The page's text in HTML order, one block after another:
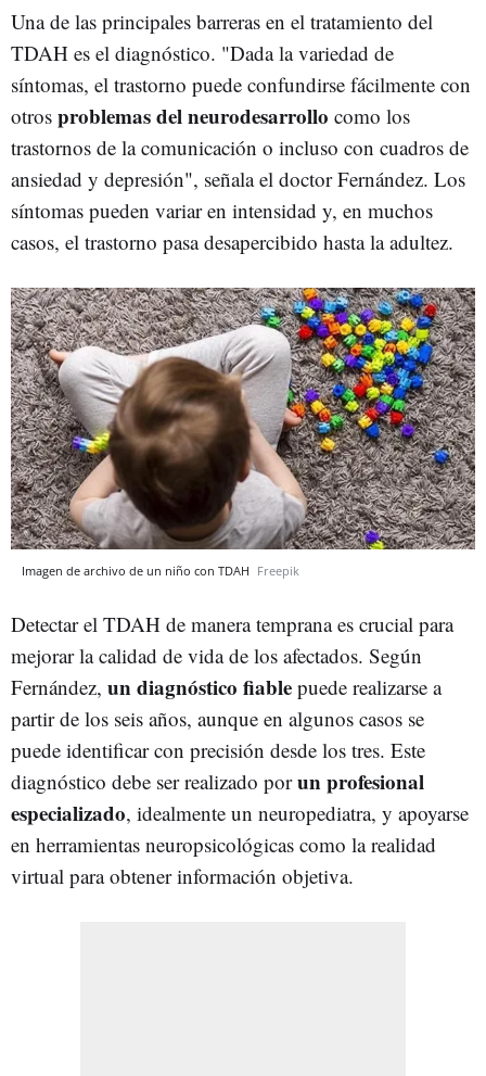
Una de las principales barreras en el tratamiento del
TDAH es el diagnóstico. "Dada la variedad de
síntomas, el trastorno puede confundirse fácilmente con
otros problemas del neurodesarrollo como los
trastornos de la comunicación o incluso con cuadros de
ansiedad y depresión", señala el doctor Fernández. Los
síntomas pueden variar en intensidad y, en muchos
casos, el trastorno pasa desapercibido hasta la adultez.
Imagen de archivo de un niño con TDAH Freepik
Detectar el TDAH de manera temprana es crucial para
mejorar la calidad de vida de los afectados. Según
Fernández, un diagnóstico fiable puede realizarse a
partir de los seis años, aunque en algunos casos se
puede identificar con precisión desde los tres. Este
diagnóstico debe ser realizado porun profesional
especializado, idealmente un neuropediatra, y apoyarse
en herramientas neuropsicológicas como la realidad
virtual para obtener información objetiva.